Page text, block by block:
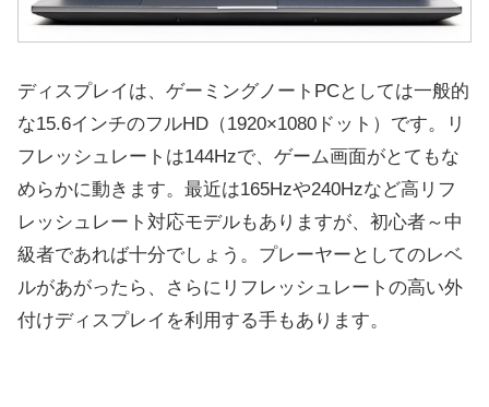
ディスプレイは、ゲーミングノートPCとしては一般的
な15.6インチのフルHD（1920×1080ドット）です。リ
フレッシュレートは144Hzで、ゲーム画面がとてもな
めらかに動きます。最近は165Hzや240Hzなど高リフ
レッシュレート対応モデルもありますが、初心者～中
級者であれば十分でしょう。プレーヤーとしてのレベ
ルがあがったら、さらにリフレッシュレートの高い外
付けディスプレイを利用する手もあります。